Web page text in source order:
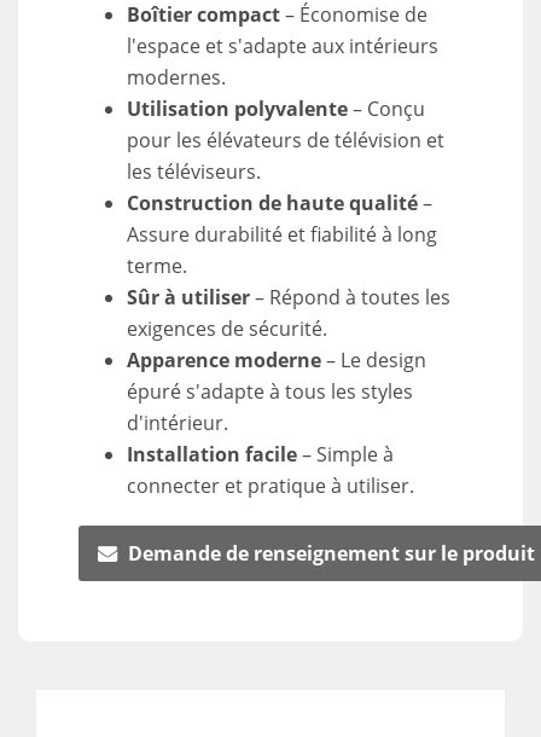
Boîtier compact– Économise de
l'espace et s'adapte aux intérieurs
modernes.
Utilisation polyvalente– Conçu
pour les élévateurs de télévision et
les téléviseurs.
Construction de haute qualité–
Assure durabilité et fiabilité à long
terme.
Sûr à utiliser– Répond à toutes les
exigences de sécurité.
Apparence moderne– Le design
épuré s'adapte à tous les styles
d'intérieur.
Installation facile– Simple à
connecter et pratique à utiliser.
Demande de renseignement sur le produit